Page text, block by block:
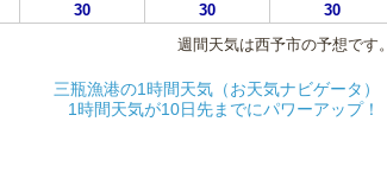
30 30
30
週間天気は西予市の予想です。
三瓶漁港の1時間天気（お天気ナビゲータ）
1時間天気が10日先までにパワーアップ！